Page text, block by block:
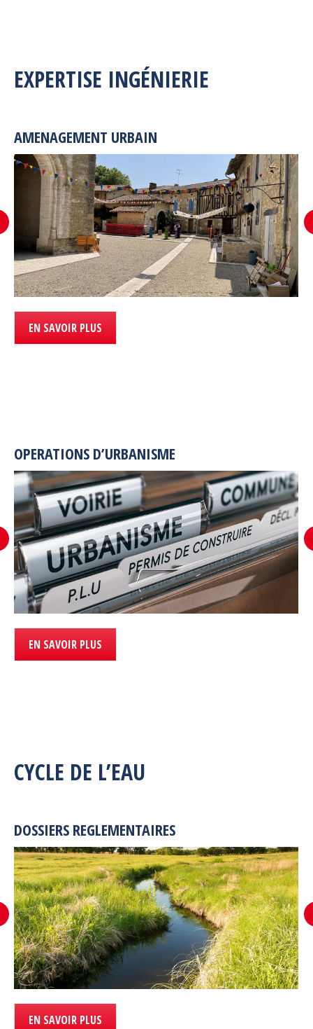
EXPERTISE INGÉNIERIE
AMENAGEMENT URBAIN
EN SAVOIR PLUS
OPERATIONS D’URBANISME
EN SAVOIR PLUS
CYCLE DE L’EAU
DOSSIERS REGLEMENTAIRES
EN SAVOIR PLUS